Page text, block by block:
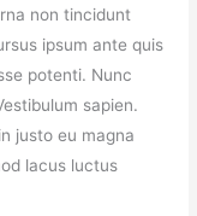
non tincidunt
ipsum ante quis
potenti. Nunc
sapien.
justo eu magna
lacus luctus